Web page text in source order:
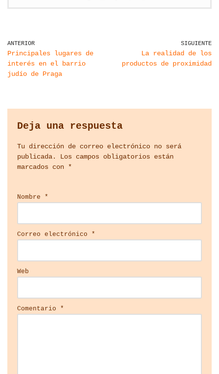
ANTERIOR
Principales lugares de
interés en el barrio
judío de Praga
SIGUIENTE
La realidad de los
productos de proximidad
Deja una respuesta
Tu dirección de correo electrónico no será
publicada.
Los campos obligatorios están
marcados con *
Nombre *
Correo electrónico *
Web
Comentario *